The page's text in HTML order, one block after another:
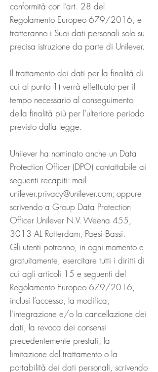
conformità con l’art. 28 del
Regolamento Europeo 679/2016, e
tratteranno i Suoi dati personali solo su
precisa istruzione da parte di Unilever.
Il trattamento dei dati per la finalità di
cui al punto 1) verrà effettuato per il
tempo necessario al conseguimento
della finalità più per l’ulteriore periodo
previsto dalla legge.
Unilever ha nominato anche un Data
Protection Officer (DPO) contattabile ai
seguenti recapiti: mail
unilever.privacy@unilever.com; oppure
scrivendo a Group Data Protection
Officer Unilever N.V. Weena 455,
3013 AL Rotterdam, Paesi Bassi.
Gli utenti potranno, in ogni momento e
gratuitamente, esercitare tutti i diritti di
cui agli articoli 15 e seguenti del
Regolamento Europeo 679/2016,
inclusi l’accesso, la modifica,
l'integrazione e/o la cancellazione dei
dati, la revoca dei consensi
precedentemente prestati, la
limitazione del trattamento o la
portabilità dei dati personali, scrivendo